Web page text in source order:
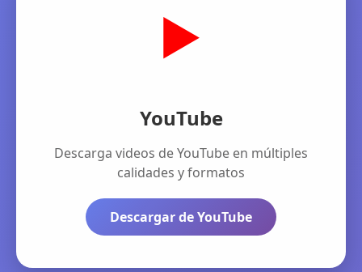
▶️
YouTube
Descarga videos de YouTube en múltiples
calidades y formatos
Descargar de YouTube